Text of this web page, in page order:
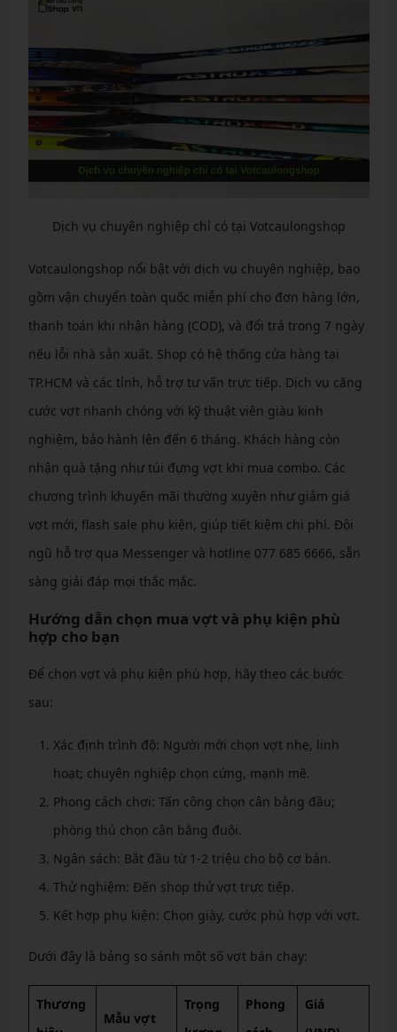
Dịch vụ chuyên nghiệp chỉ có tại Votcaulongshop
Votcaulongshop nổi bật với dịch vụ chuyên nghiệp, bao
gồm vận chuyển toàn quốc miễn phí cho đơn hàng lớn,
thanh toán khi nhận hàng (COD), và đổi trả trong 7 ngày
nếu lỗi nhà sản xuất. Shop có hệ thống cửa hàng tại
TP.HCM và các tỉnh, hỗ trợ tư vấn trực tiếp. Dịch vụ căng
cước vợt nhanh chóng với kỹ thuật viên giàu kinh
nghiệm, bảo hành lên đến 6 tháng. Khách hàng còn
nhận quà tặng như túi đựng vợt khi mua combo. Các
chương trình khuyến mãi thường xuyên như giảm giá
vợt mới, flash sale phụ kiện, giúp tiết kiệm chi phí. Đội
ngũ hỗ trợ qua Messenger và hotline 077 685 6666, sẵn
sàng giải đáp mọi thắc mắc.
Hướng dẫn chọn mua vợt và phụ kiện phù
hợp cho bạn
Để chọn vợt và phụ kiện phù hợp, hãy theo các bước
sau:
Xác định trình độ: Người mới chọn vợt nhẹ, linh
hoạt; chuyên nghiệp chọn cứng, mạnh mẽ.
Phong cách chơi: Tấn công chọn cân bằng đầu;
phòng thủ chọn cân bằng đuôi.
Ngân sách: Bắt đầu từ 1-2 triệu cho bộ cơ bản.
Thử nghiệm: Đến shop thử vợt trực tiếp.
Kết hợp phụ kiện: Chọn giày, cước phù hợp với vợt.
Dưới đây là bảng so sánh một số vợt bán chạy:
Thương
Mẫu vợt
Trọng
Phong
Giá